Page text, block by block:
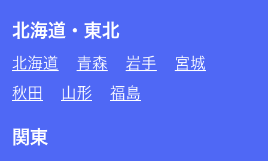
北海道・東北
北海道 青森 岩手
宮城
秋田
山形 福島
関東